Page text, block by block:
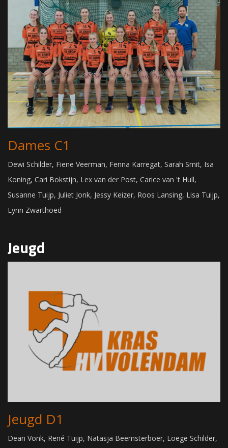
Dames C1
Dewi Schilder, Fiene Veerman, Fenna Karregat, Sarah Smit, Isa
Koning, Cari Bokstijn, Lex van der Post, Carice van 't Hull,
Susanne Tuijp, Juliet Jonk, Jessy Keizer, Roos Lansing, Lisa Tuijp,
Lynn Zwarthoed
Jeugd
Jeugd D1
Dean Vonk, René Tuijp, Natasja Beemsterboer, Loege Schilder,